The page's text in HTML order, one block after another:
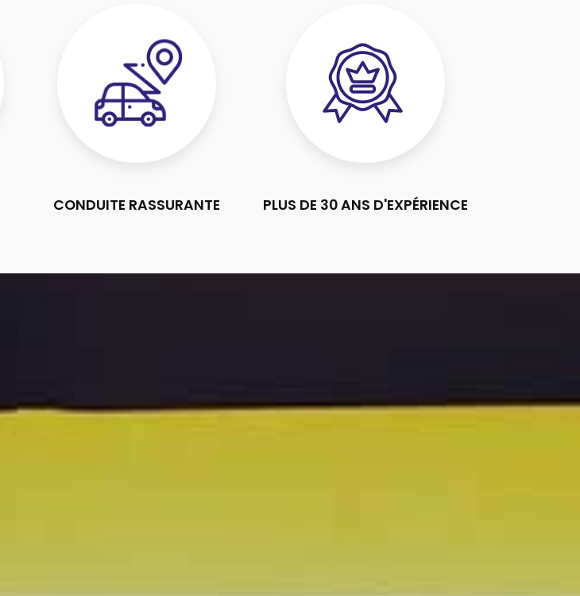
CONDUITE RASSURANTE PLUS DE 30 ANS D'EXPÉRIENCE